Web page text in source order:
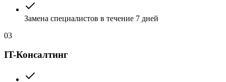
Замена специалистов в течение 7 дней
03
IT-Консалтинг